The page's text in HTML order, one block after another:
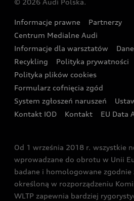
Wyszukaj najbliższego Partnera
Oferta dla przedsiębiorców
Oferta dla klientów prywatnych
Kalkulator rat
Ubezpieczenie
Audi exclusive
Zasięg
Gwarancja
Akcje serwisowe Audi
Katalog online akcesoriów
Audi i Muzeum Sztuki
Audi driving experience
Audi quattro Cup
Audi i Puchar Świata w Skokach
Zakopanem
© 2026 Audi Polska.
Informacje prawne
Partnerzy
Centrum Medialne Audi
Informacje dla warsztatów
Recykling
Polityka prywatności
Polityka plików cookies
Formularz cofnięcia zgód
System zgłoszeń naruszeń
Kontakt IOD
Kontakt EU Data
Od 1 września 2018 r. wszystkie
wprowadzane do obrotu w Unii
badane i homologowane zgodnie
określoną w rozporządzeniu
WLTP zapewnia bardziej